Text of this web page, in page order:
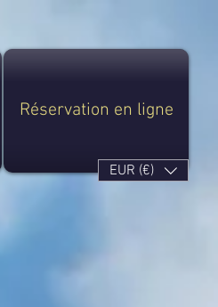
Réservation en ligne
EUR (€)